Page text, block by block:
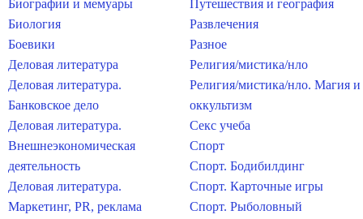
Биографии и мемуары
Биология
Боевики
Деловая литература
Деловая литература.
Банковское дело
Деловая литература.
Внешнеэкономическая
деятельность
Деловая литература.
Маркетинг, PR, реклама
Путешествия и география
Развлечения
Разное
Религия/мистика/нло
Религия/мистика/нло. Магия и
оккультизм
Секс учеба
Спорт
Спорт. Бодибилдинг
Спорт. Карточные игры
Спорт. Рыболовный